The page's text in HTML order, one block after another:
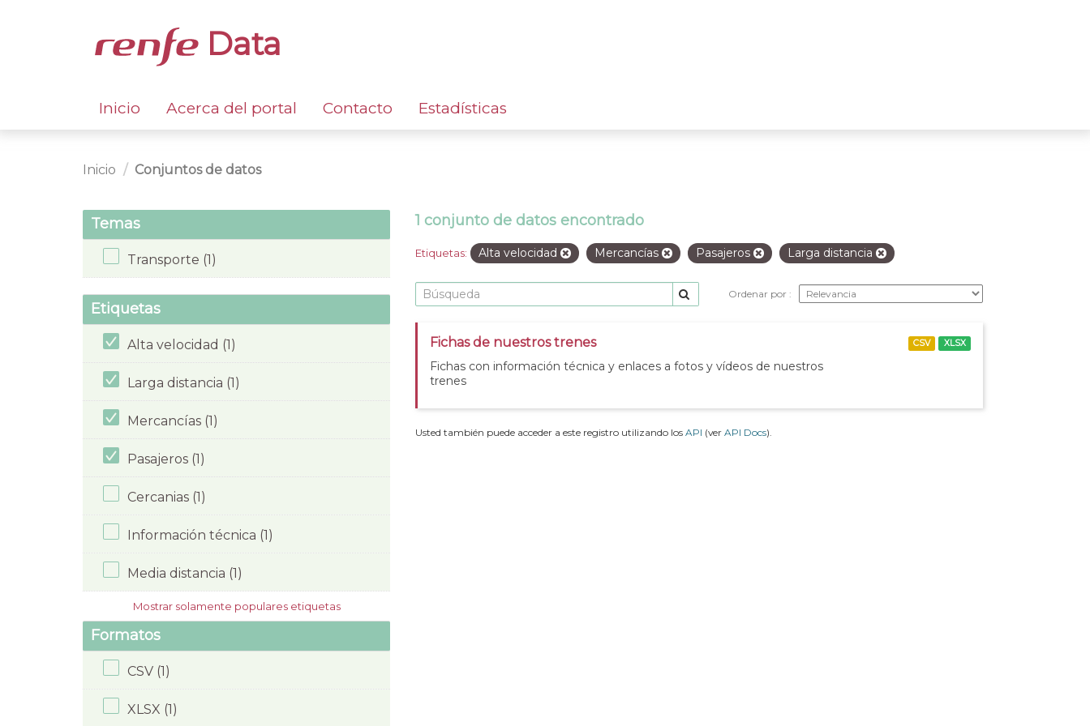
Data
Inicio Acerca del portal Contacto Estadísticas
Inicio Conjuntos de datos
Temas
Transporte (1)
Etiquetas
Alta velocidad (1)
Larga distancia (1)
Mercancías (1)
Pasajeros (1)
Cercanias (1)
Información técnica (1)
Media distancia (1)
Mostrar solamente populares etiquetas
Formatos
CSV (1)
XLSX (1)
1 conjunto de datos encontrado
Etiquetas: Alta velocidad Mercancías Pasajeros Larga distancia
Ordenar por
Fichas de nuestros trenes
Fichas con información técnica y enlaces a fotos y vídeos de nuestros
trenes
CSV XLSX
Usted también puede acceder a este registro utilizando los API (ver API Docs).